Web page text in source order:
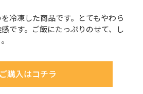
冷凍した商品です。とてもやわら
です。ご飯にたっぷりのせて、し
ご購入はコチラ